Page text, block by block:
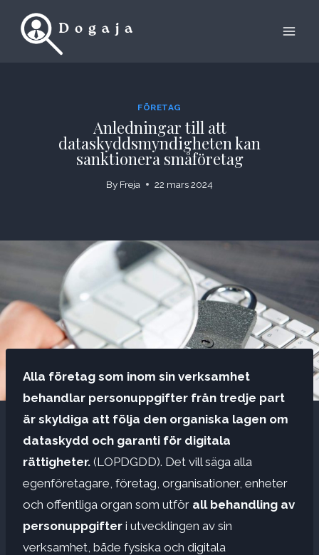
FÖRETAG
Anledningar till att
dataskyddsmyndigheten kan
sanktionera småföretag
By Freja 22 mars 2024
Alla företag som inom sin verksamhet
behandlar personuppgifter från tredje part
är skyldiga att följa den organiska lagen om
dataskydd och garanti för digitala
rättigheter. (LOPDGDD). Det vill säga alla
egenföretagare, företag, organisationer, enheter
och offentliga organ som utför all behandling av
personuppgifter i utvecklingen av sin
verksamhet, både fysiska och digitala